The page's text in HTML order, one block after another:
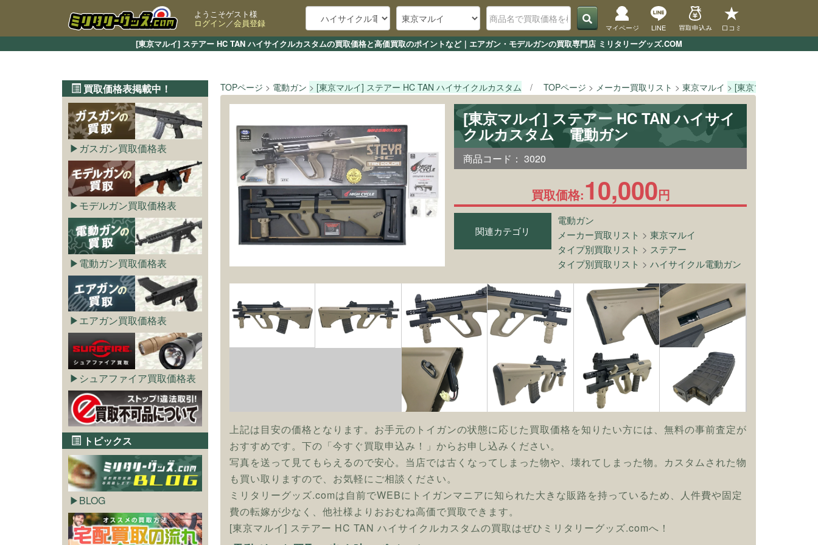
[東京マルイ] ステアー HC TAN ハイサイクルカスタムの買取価格と高価買取のポイントなど｜エアガン・モデルガンの買取専門店 ミリタリーグッズ.COM
ようこそゲスト様
ログイン／会員登録 マイページ LINE 買取申込み 口コミ
TOPページ 電動ガン [東京マルイ] ステアー HC TAN ハイサイクルカスタム TOPページ メーカー買取リスト 東京マルイ [東京マルイ] ステア
[東京マルイ] ステアー HC TAN ハイサイ
クルカスタム 電動ガン
商品コード： 3020
買取価格:10,000円
関連カテゴリ
電動ガン
メーカー買取リスト >東京マルイ
タイプ別買取リスト > ステアー
タイプ別買取リスト >ハイサイクル電動ガン
上記は目安の価格となります。お手元のトイガンの状態に応じた買取価格を知りたい方には、無料の事前査定が
おすすめです。下の「今すぐ買取申込み！」からお申し込みください。
写真を送って見てもらえるので安心。当店では古くなってしまった物や、壊れてしまった物。カスタムされた物
も買い取りますので、お気軽にご相談ください。
ミリタリーグッズ.comは自前でWEBにトイガンマニアに知られた大きな販路を持っているため、人件費や固定
費の転嫁が少なく、他社様よりおおむね高価で買取できます。
[東京マルイ] ステアー HC TAN ハイサイクルカスタムの買取はぜひミリタリーグッズ.comへ！
買取価格表掲載中！
ガスガン買取価格表
モデルガン買取価格表
電動ガン買取価格表
エアガン買取価格表
シュアファイア買取価格表
トピックス
BLOG